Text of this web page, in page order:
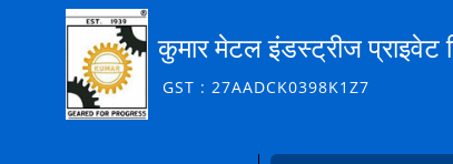
कुमार मेटल इंडस्ट्रीज प्राइवेट
GST : 27AADCK0398K1Z7